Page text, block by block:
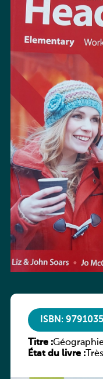
ISBN:
Titre :
État du livre :